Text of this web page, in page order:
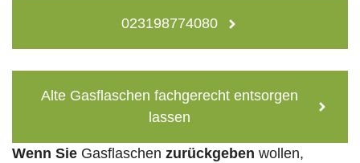
023198774080
Alte Gasflaschen fachgerecht entsorgen
lassen
Wenn Sie Gasflaschen zurückgeben wollen,